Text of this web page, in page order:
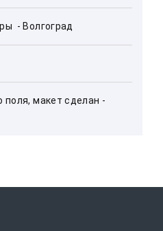
- Волгоград
поля, макет сделан -